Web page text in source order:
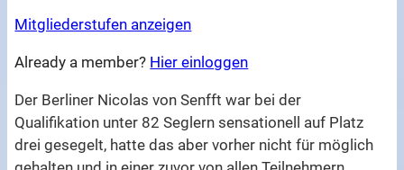
Mitgliederstufen anzeigen
Already a member? Hier einloggen
Der Berliner Nicolas von Senfft war bei der
Qualifikation unter 82 Seglern sensationell auf Platz
drei gesegelt, hatte das aber vorher nicht für möglich